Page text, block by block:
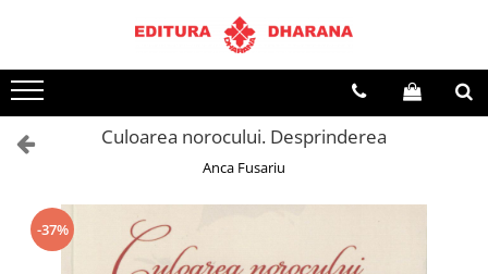
Terapii
Dietoterapie
Culoarea norocului. Desprinderea
Anca Fusariu
-37%